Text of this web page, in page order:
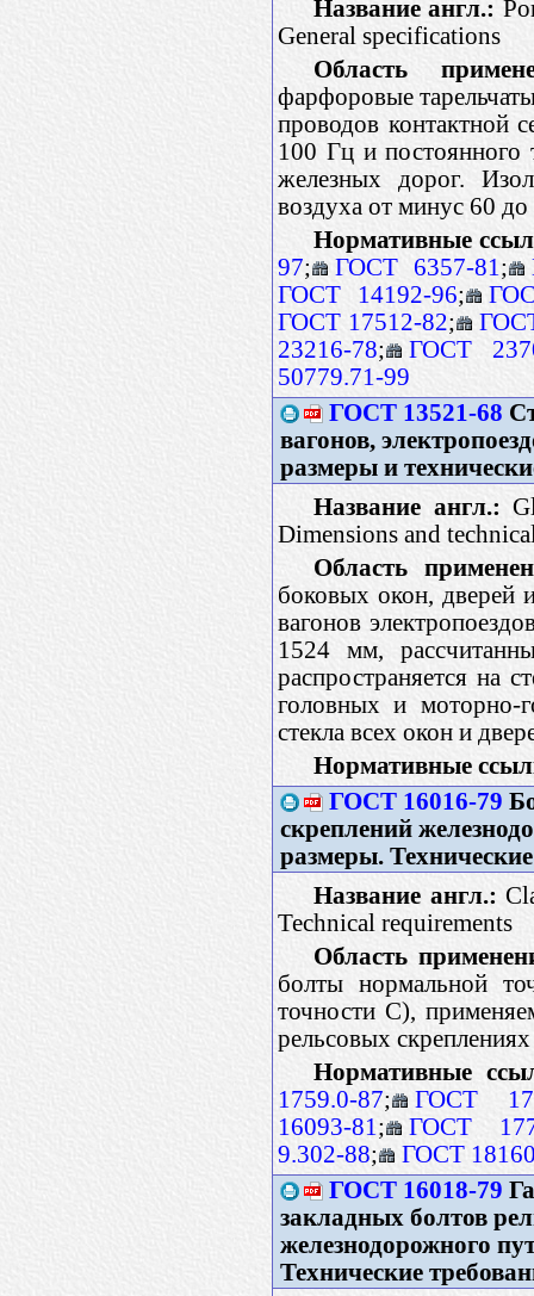
Название англ.:
General specifications
Область
фарфоровые
проводов контактной
100 Гц и
железных дорог.
воздуха от минус 60
Нормативные
97; ГОСТ 6357-81 ;
ГОСТ 14192-96;
ГОСТ 17512-82;
23216-78;
ГОСТ
50779.71-99
ГОСТ 13521-68
вагонов,
размеры и
Название англ.:
Dimensions and
Область
боковых окон, дверей
вагонов
1524 мм,
распространяется на
головных и моторно-
стекла всех окон и
Нормативные
ГОСТ 16016-79
скреплений
размеры.
Название англ.:
Technical requirements
Область
болты нормальной
точности С),
рельсовых скреплениях
Нормативные
1759.0-87;
ГОСТ
16093-81 ;
ГОСТ
9.302-88;
ГОСТ
ГОСТ 16018-79
закладных болтов
железнодорожного
Технические